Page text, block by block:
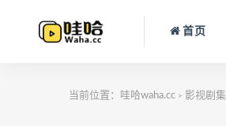
首页
当前位置： 哇哈waha.cc > 影视剧集